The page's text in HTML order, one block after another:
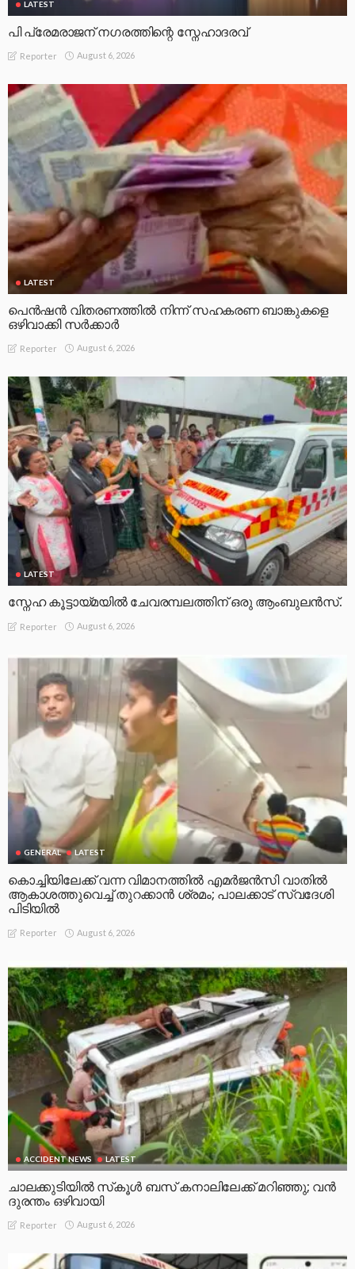
LATEST
പി പ്രേമരാജന് നഗരത്തിന്റെ സ്നേഹാദരവ്
Reporter August 6, 2026
LATEST
പെൻഷൻ വിതരണത്തിൽ നിന്ന് സഹകരണ ബാങ്കുകളെ
ഒഴിവാക്കി സർക്കാർ
Reporter August 6, 2026
LATEST
സ്നേഹ കൂട്ടായ്മയിൽ ചേവരമ്പലത്തിന് ഒരു ആംബുലൻസ്.
Reporter August 6, 2026
GENERAL LATEST
കൊച്ചിയിലേക്ക് വന്ന വിമാനത്തിൽ എമർജൻസി വാതിൽ
ആകാശത്തുവെച്ച് തുറക്കാൻ ശ്രമം; പാലക്കാട് സ്വദേശി
പിടിയിൽ
Reporter August 6, 2026
ACCIDENT NEWS LATEST
ചാലക്കുടിയിൽ സ്‌കൂൾ ബസ് കനാലിലേക്ക് മറിഞ്ഞു; വൻ
ദുരന്തം ഒഴിവായി
Reporter August 6, 2026